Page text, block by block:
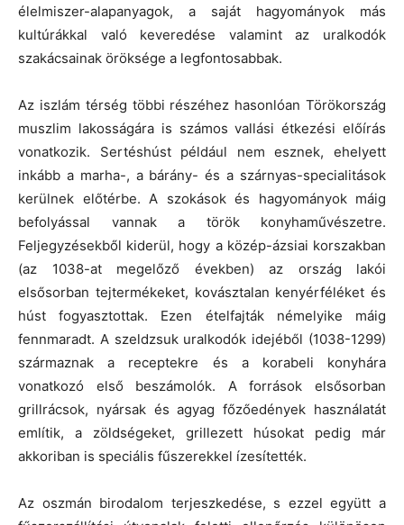
élelmiszer-alapanyagok, a saját hagyományok más
kultúrákkal való keveredése valamint az uralkodók
szakácsainak öröksége a legfontosabbak.
Az iszlám térség többi részéhez hasonlóan Törökország
muszlim lakosságára is számos vallási étkezési előírás
vonatkozik. Sertéshúst például nem esznek, ehelyett
inkább a marha-, a bárány- és a szárnyas-specialitások
kerülnek előtérbe. A szokások és hagyományok máig
befolyással vannak a török konyhaművészetre.
Feljegyzésekből kiderül, hogy a közép-ázsiai korszakban
(az 1038-at megelőző években) az ország lakói
elsősorban tejtermékeket, kovásztalan kenyérféléket és
húst fogyasztottak. Ezen ételfajták némelyike máig
fennmaradt. A szeldzsuk uralkodók idejéből (1038-1299)
származnak a receptekre és a korabeli konyhára
vonatkozó első beszámolók. A források elsősorban
grillrácsok, nyársak és agyag főzőedények használatát
említik, a zöldségeket, grillezett húsokat pedig már
akkoriban is speciális fűszerekkel ízesítették.
Az oszmán birodalom terjeszkedése, s ezzel együtt a